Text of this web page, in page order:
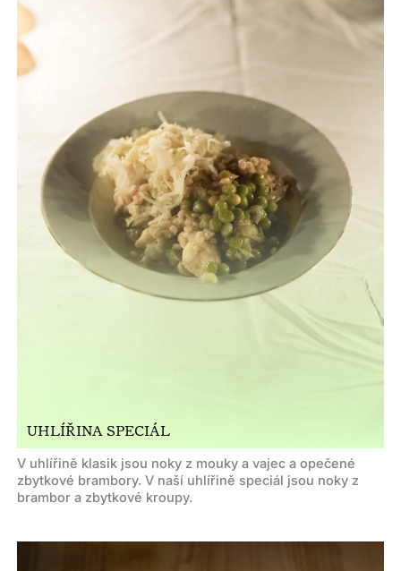
UHLÍŘINA SPECIÁL
V uhlířině klasik jsou noky z mouky a vajec a opečené
zbytkové brambory. V naší uhlířině speciál jsou noky z
brambor a zbytkové kroupy.